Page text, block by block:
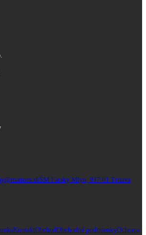
ŠM Farský Mlyn, 917 01 Trnava
KontaktObchodObchodné podmienkyOchrana